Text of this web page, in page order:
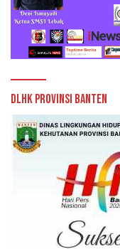
DLHK Provinsi Banten